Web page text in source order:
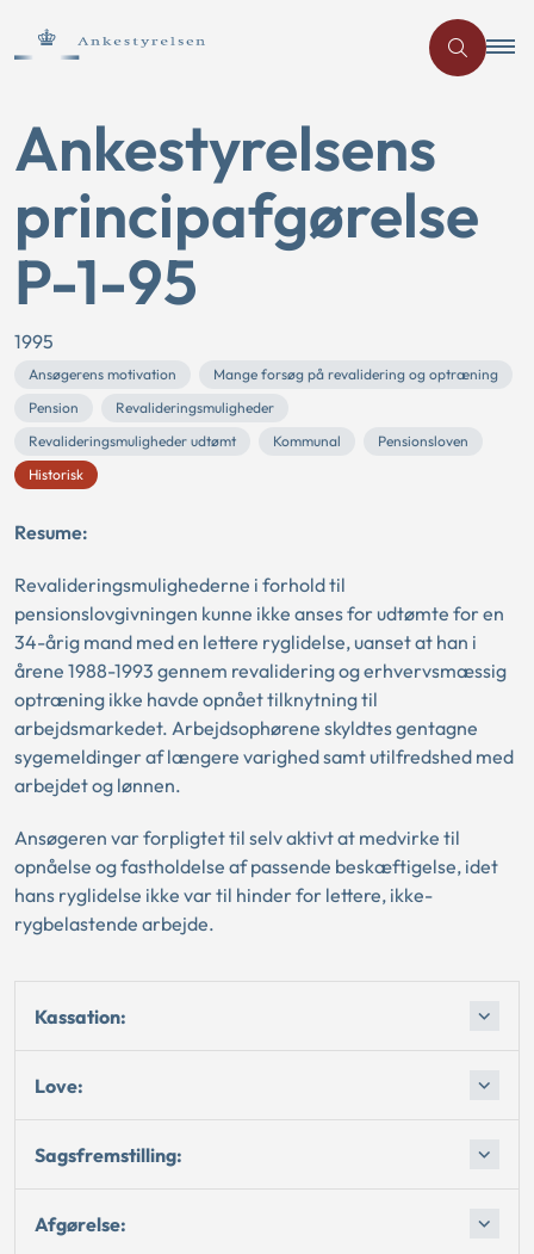
Ankestyrelsens
principafgørelse
P-1-95
1995
Ansøgerens motivation
Mange forsøg på revalidering og optræning
Pension
Revalideringsmuligheder
Revalideringsmuligheder udtømt
Kommunal
Pensionsloven
Historisk
Resume:
Revalideringsmulighederne i forhold til
pensionslovgivningen kunne ikke anses for udtømte for en
34-årig mand med en lettere ryglidelse, uanset at han i
årene 1988-1993 gennem revalidering og erhvervsmæssig
optræning ikke havde opnået tilknytning til
arbejdsmarkedet. Arbejdsophørene skyldtes gentagne
sygemeldinger af længere varighed samt utilfredshed med
arbejdet og lønnen.
Ansøgeren var forpligtet til selv aktivt at medvirke til
opnåelse og fastholdelse af passende beskæftigelse, idet
hans ryglidelse ikke var til hinder for lettere, ikke-
rygbelastende arbejde.
Kassation:
Love:
Sagsfremstilling:
Afgørelse: